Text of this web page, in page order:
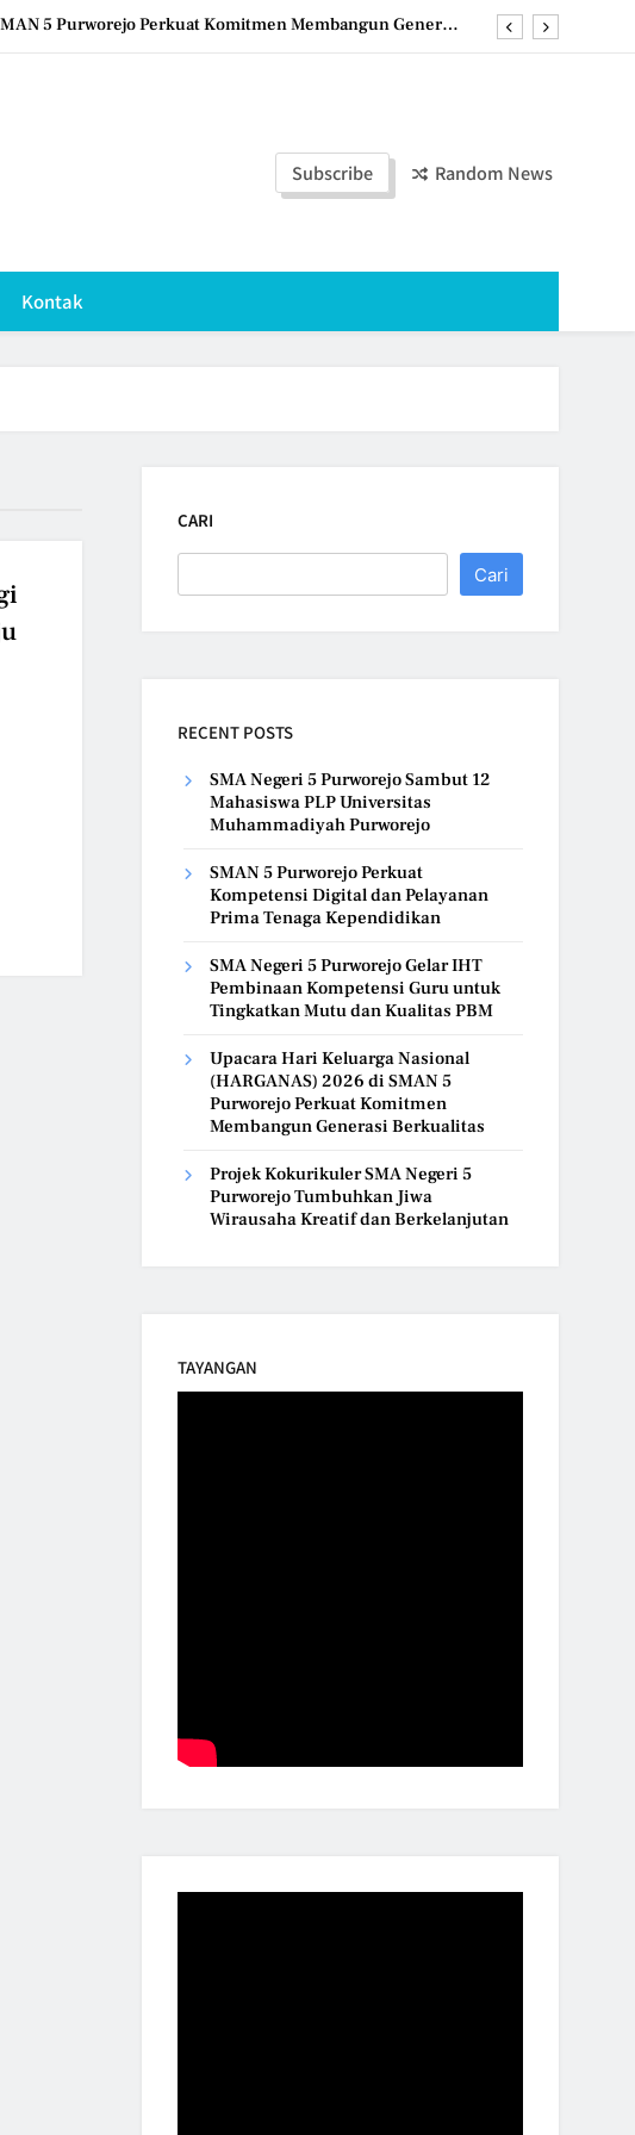
5 Purworejo Perkuat Komitmen Membangun Generasi
Digital dan Pelayanan Prima Tenaga Kependidikan
Guru untuk Tingkatkan Mutu dan Kualitas PBM
5 Purworejo Perkuat Komitmen Membangun Generasi
Subscribe Random News
Kontak
CARI
Cari
RECENT POSTS
SMA Negeri 5 Purworejo Sambut 12
Mahasiswa PLP Universitas
Muhammadiyah Purworejo
SMAN 5 Purworejo Perkuat
Kompetensi Digital dan Pelayanan
Prima Tenaga Kependidikan
SMA Negeri 5 Purworejo Gelar IHT
Pembinaan Kompetensi Guru untuk
Tingkatkan Mutu dan Kualitas PBM
Upacara Hari Keluarga Nasional
(HARGANAS) 2026 di SMAN 5
Purworejo Perkuat Komitmen
Membangun Generasi Berkualitas
Projek Kokurikuler SMA Negeri 5
Purworejo Tumbuhkan Jiwa
Wirausaha Kreatif dan Berkelanjutan
TAYANGAN